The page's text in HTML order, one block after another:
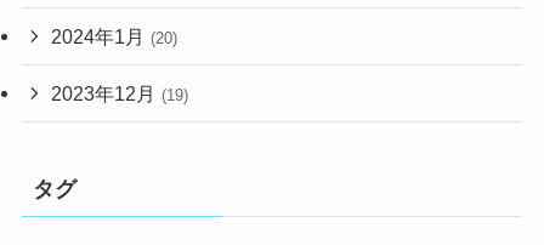
2024年1月 (20)
2023年12月 (19)
タグ